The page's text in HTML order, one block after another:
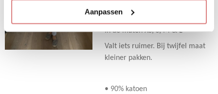
Aanpassen
In de maten XS, S, M & L
Valt iets ruimer. Bij twijfel maat
kleiner pakken.
• 90% katoen